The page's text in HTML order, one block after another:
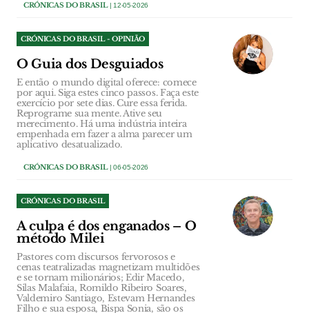
CRÓNICAS DO BRASIL| 12-05-2026
CRÓNICAS DO BRASIL - OPINIÃO
O Guia dos Desguiados
E então o mundo digital oferece: comece
por aqui. Siga estes cinco passos. Faça este
exercício por sete dias. Cure essa ferida.
Reprograme sua mente. Ative seu
merecimento. Há uma indústria inteira
empenhada em fazer a alma parecer um
aplicativo desatualizado.
CRÓNICAS DO BRASIL| 06-05-2026
CRÓNICAS DO BRASIL
A culpa é dos enganados – O
método Milei
Pastores com discursos fervorosos e
cenas teatralizadas magnetizam multidões
e se tornam milionários; Edir Macedo,
Silas Malafaia, Romildo Ribeiro Soares,
Valdemiro Santiago, Estevam Hernandes
Filho e sua esposa, Bispa Sonia, são os